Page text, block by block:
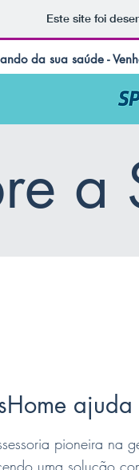
Este site foi
da sua saúde -
a
pioneira na
uma solução